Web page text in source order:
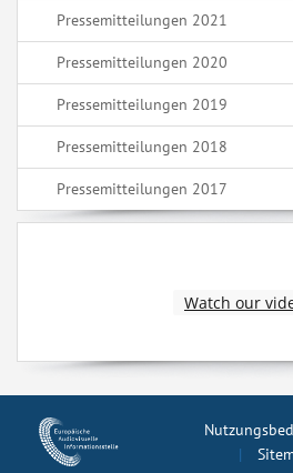
Pressemitteilungen 2021
Pressemitteilungen 2020
Pressemitteilungen 2019
Pressemitteilungen 2018
Pressemitteilungen 2017
Watch our